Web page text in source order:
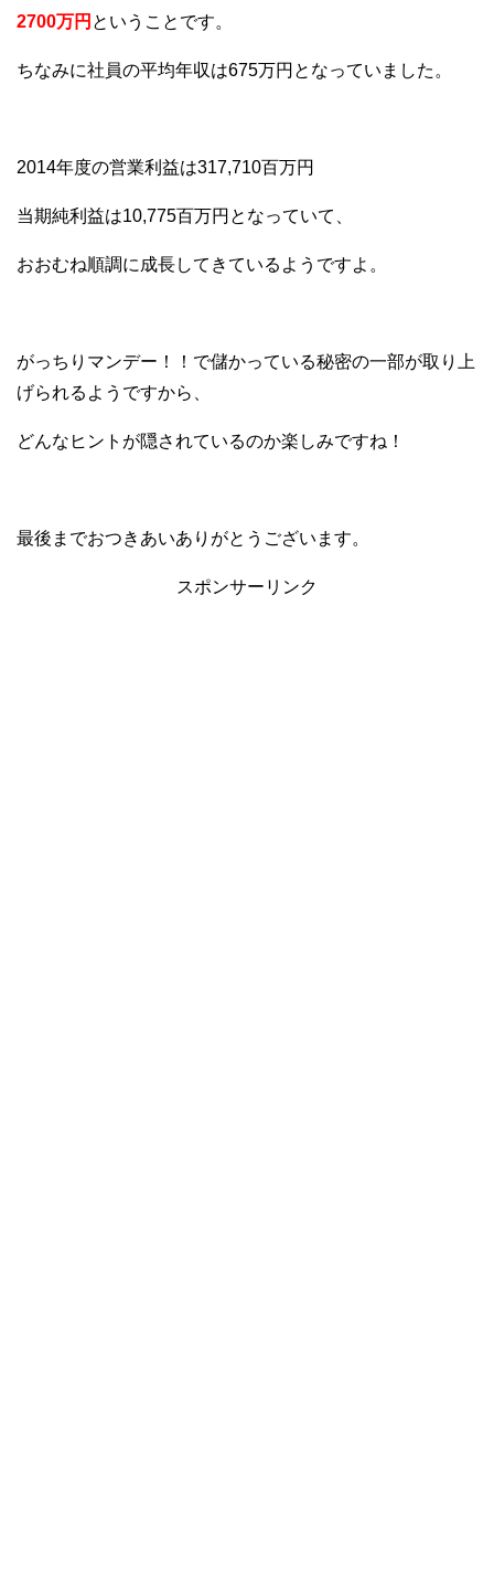
2700万円 ということです。
ちなみに社員の平均年収は675万円となっていました。
2014年度の営業利益は317,710百万円
当期純利益は10,775百万円となっていて、
おおむね順調に成長してきているようですよ。
がっちりマンデー！！で儲かっている秘密の一部が取り上
げられるようですから、
どんなヒントが隠されているのか楽しみですね！
最後までおつきあいありがとうございます。
スポンサーリンク